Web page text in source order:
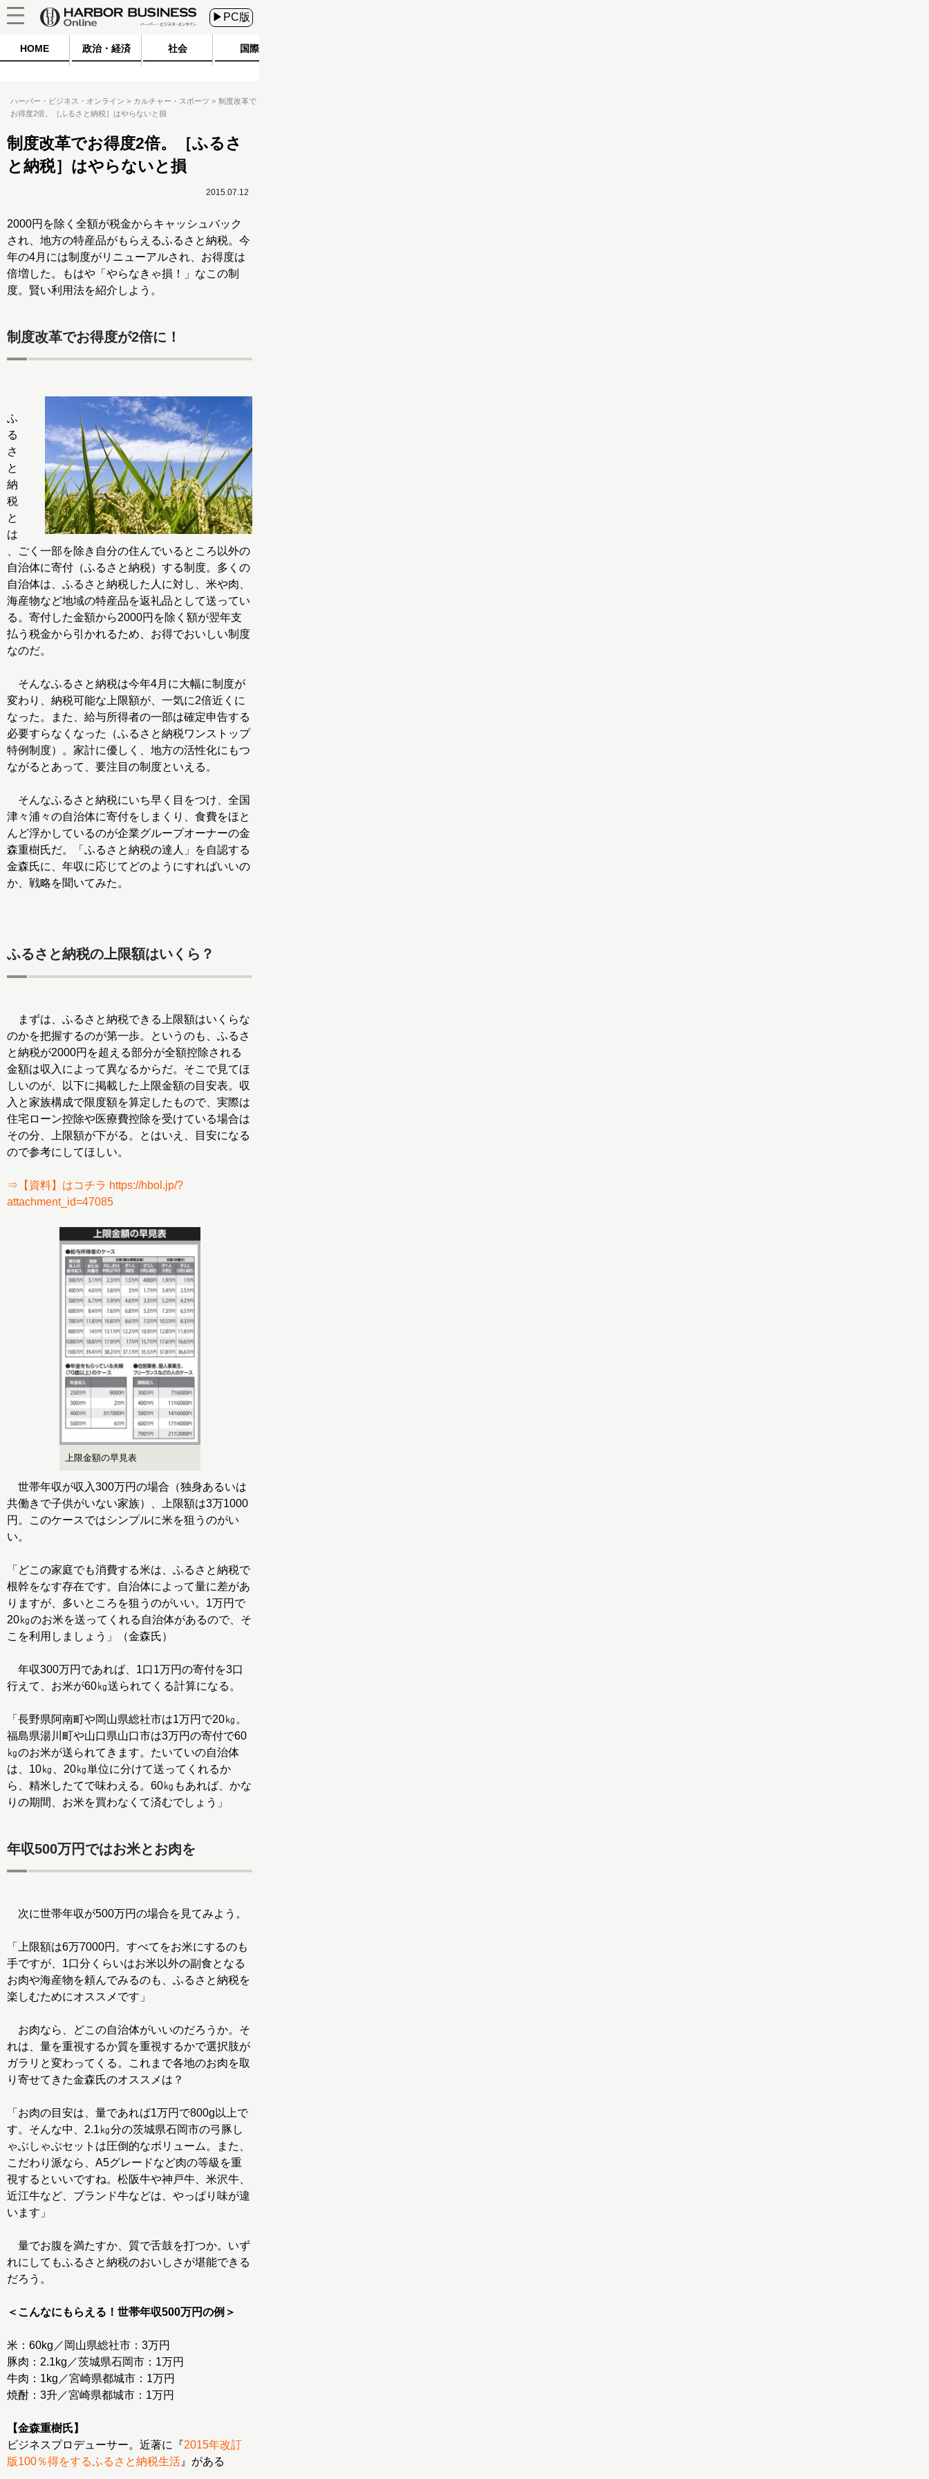
▶PC版
HOME 政治・経済 社会 国際
ハーバー・ビジネス・オンライン カルチャー・スポーツ
制度改革で
お得度2倍。［ふるさと納税］はやらないと損
制度改革でお得度2倍。［ふるさ
と納税］はやらないと損
2015.07.12
2000円を除く全額が税金からキャッシュバック
され、地方の特産品がもらえるふるさと納税。今
年の4月には制度がリニューアルされ、お得度は
倍増した。もはや「やらなきゃ損！」なこの制
度。賢い利用法を紹介しよう。
制度改革でお得度が2倍に！
ふ
る
さ
と
納
税
と
は
、ごく一部を除き自分の住んでいるところ以外の
自治体に寄付（ふるさと納税）する制度。多くの
自治体は、ふるさと納税した人に対し、米や肉、
海産物など地域の特産品を返礼品として送ってい
る。寄付した金額から2000円を除く額が翌年支
払う税金から引かれるため、お得でおいしい制度
なのだ。
そんなふるさと納税は今年4月に大幅に制度が
変わり、納税可能な上限額が、一気に2倍近くに
なった。また、給与所得者の一部は確定申告する
必要すらなくなった（ふるさと納税ワンストップ
特例制度）。家計に優しく、地方の活性化にもつ
ながるとあって、要注目の制度といえる。
そんなふるさと納税にいち早く目をつけ、全国
津々浦々の自治体に寄付をしまくり、食費をほと
んど浮かしているのが企業グループオーナーの金
森重樹氏だ。「ふるさと納税の達人」を自認する
金森氏に、年収に応じてどのようにすればいいの
か、戦略を聞いてみた。
ふるさと納税の上限額はいくら？
まずは、ふるさと納税できる上限額はいくらな
のかを把握するのが第一歩。というのも、ふるさ
と納税が2000円を超える部分が全額控除される
金額は収入によって異なるからだ。そこで見てほ
しいのが、以下に掲載した上限金額の目安表。収
入と家族構成で限度額を算定したもので、実際は
住宅ローン控除や医療費控除を受けている場合は
その分、上限額が下がる。とはいえ、目安になる
ので参考にしてほしい。
⇒【資料】はコチラ https://hbol.jp/?
attachment_id=47085
上限金額の早見表
世帯年収が収入300万円の場合（独身あるいは
共働きで子供がいない家族）、上限額は3万1000
円。このケースではシンプルに米を狙うのがい
い。
「どこの家庭でも消費する米は、ふるさと納税で
根幹をなす存在です。自治体によって量に差があ
りますが、多いところを狙うのがいい。1万円で
20㎏のお米を送ってくれる自治体があるので、そ
こを利用しましょう」（金森氏）
年収300万円であれば、1口1万円の寄付を3口
行えて、お米が60㎏送られてくる計算になる。
「長野県阿南町や岡山県総社市は1万円で20㎏。
福島県湯川町や山口県山口市は3万円の寄付で60
㎏のお米が送られてきます。たいていの自治体
は、10㎏、20㎏単位に分けて送ってくれるか
ら、精米したてで味わえる。60㎏もあれば、かな
りの期間、お米を買わなくて済むでしょう」
年収500万円ではお米とお肉を
次に世帯年収が500万円の場合を見てみよう。
「上限額は6万7000円。すべてをお米にするのも
手ですが、1口分くらいはお米以外の副食となる
お肉や海産物を頼んでみるのも、ふるさと納税を
楽しむためにオススメです」
お肉なら、どこの自治体がいいのだろうか。そ
れは、量を重視するか質を重視するかで選択肢が
ガラリと変わってくる。これまで各地のお肉を取
り寄せてきた金森氏のオススメは？
「お肉の目安は、量であれば1万円で800g以上で
す。そんな中、2.1㎏分の茨城県石岡市の弓豚し
ゃぶしゃぶセットは圧倒的なボリューム。また、
こだわり派なら、A5グレードなど肉の等級を重
視するといいですね。松阪牛や神戸牛、米沢牛、
近江牛など、ブランド牛などは、やっぱり味が違
います」
量でお腹を満たすか、質で舌鼓を打つか。いず
れにしてもふるさと納税のおいしさが堪能できる
だろう。
＜こんなにもらえる！世帯年収500万円の例＞
米：60kg／岡山県総社市：3万円
豚肉：2.1kg／茨城県石岡市：1万円
牛肉：1kg／宮崎県都城市：1万円
焼酎：3升／宮崎県都城市：1万円
【金森重樹氏】
ビジネスプロデューサー。近著に『2015年改訂
版100％得をするふるさと納税生活 』がある